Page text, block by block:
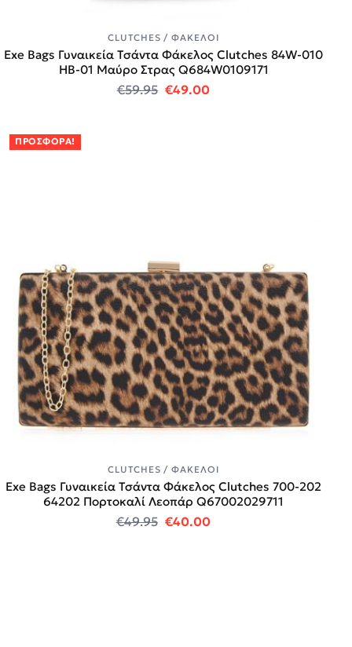
CLUTCHES / ΦΆΚΕΛΟΙ
Exe Bags Γυναικεία Τσάντα Φάκελος Clutches 84W-010
HB-01 Μαύρο Στρας Q684W0109171
€59.95 Original price was: €59.95.
€49.00Η τρέχουσα τιμή
ΠΡΟΣΦΟΡΆ!
CLUTCHES / ΦΆΚΕΛΟΙ
Exe Bags Γυναικεία Τσάντα Φάκελος Clutches 700-202
64202 Πορτοκαλί Λεοπάρ Q67002029711
€49.95 Original price was: €49.95.
€40.00Η τρέχουσα τιμή